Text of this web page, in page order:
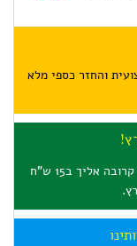
והחזר כספי מלא
משלוח חינם בדואר רגיל .משלוח לנקודת איסוף קרובה אליך ב15 ש"ח